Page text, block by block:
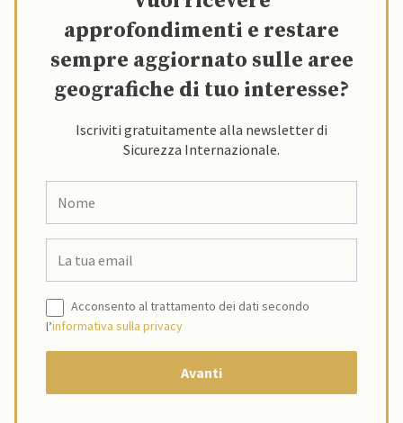
approfondimenti e restare
sempre aggiornato sulle aree
geografiche di tuo interesse?
Iscriviti gratuitamente alla newsletter di
Sicurezza Internazionale.
Acconsento al trattamento dei dati secondo
l’informativa sulla privacy